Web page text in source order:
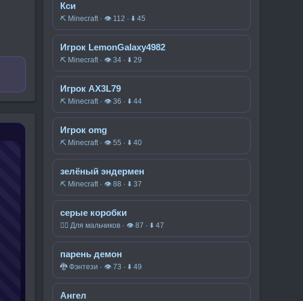
Кси
⛏️ Minecraft · 👁 112 · ⬇ 45
Игрок LemonGalaxy4982
⛏️ Minecraft · 👁 34 · ⬇ 29
Игрок AX3L79
⛏️ Minecraft · 👁 36 · ⬇ 44
Игрок omg
⛏️ Minecraft · 👁 55 · ⬇ 40
зелёный эндермен
⛏️ Minecraft · 👁 88 · ⬇ 37
серые коробки
🧍‍♂️ Для мальчиков · 👁 87 · ⬇ 47
парень демон
🐉 Фэнтези · 👁 73 · ⬇ 49
Ангел